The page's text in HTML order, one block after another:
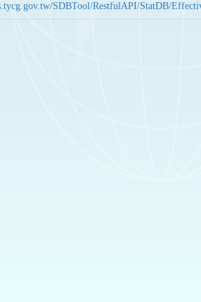
SDBTool/RestfulAPI/StatDB/